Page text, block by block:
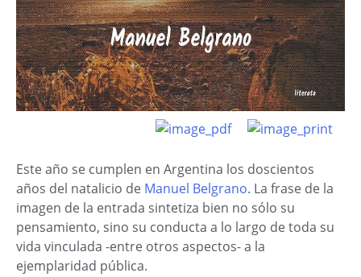
Este año se cumplen en Argentina los doscientos
años del natalicio de Manuel Belgrano. La frase de la
imagen de la entrada sintetiza bien no sólo su
pensamiento, sino su conducta a lo largo de toda su
vida vinculada -entre otros aspectos- a la
ejemplaridad pública.